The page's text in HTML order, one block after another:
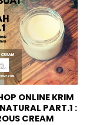
ONLINE KRIM
PART.1 :
CREAM